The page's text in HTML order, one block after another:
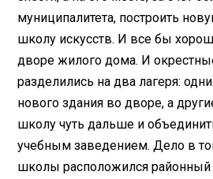
муниципалитета, построить
школу искусств. И все бы
дворе жилого дома. И
разделились на два лагеря:
нового здания во дворе, а
школу чуть дальше и
учебным заведением. Дело в
школы расположился